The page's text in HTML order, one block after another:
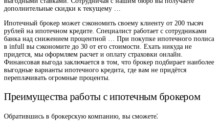
дополнительные скидки к текущему …
Ипотечный брокер может сэкономить своему клиенту от 200 тысяч
рублей на ипотечном кредите. Специалист работает с сотрудниками
банка над снижением процентной … При покупке ипотечного полиса
в infull вы сэкономите до 30 от его стоимости. Ехать никуда не
придется, мы оформляем расчет и оплату страховки онлайн.
Финансовая выгода заключается в том, что брокер подбирает наиболее
выгодные варианты ипотечного кредита, где вам не придётся
переплачивать огромные проценты.
Преимущества работы с ипотечным брокером
Обратившись в брокерскую компанию, вы сможете⁚